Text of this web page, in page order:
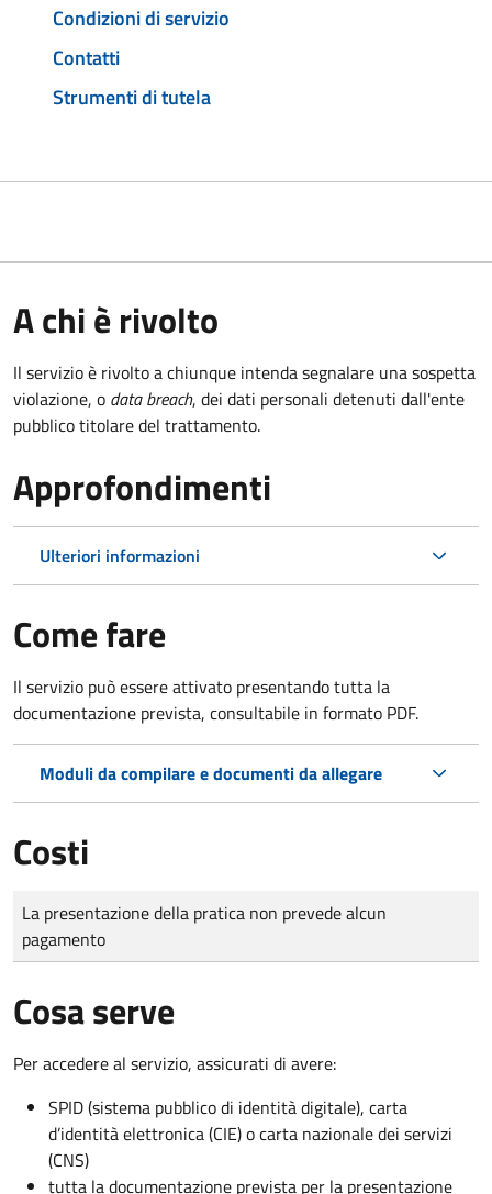
Condizioni di servizio
Contatti
Strumenti di tutela
A chi è rivolto
Il servizio è rivolto a chiunque intenda segnalare una sospetta
violazione, o data breach, dei dati personali detenuti dall'ente
pubblico titolare del trattamento.
Approfondimenti
Ulteriori informazioni
Come fare
Il servizio può essere attivato presentando tutta la
documentazione prevista, consultabile in formato PDF.
Moduli da compilare e documenti da allegare
Costi
Tipo di pagamento
Importo
La presentazione della pratica non prevede alcun
pagamento
Cosa serve
Per accedere al servizio, assicurati di avere:
SPID (sistema pubblico di identità digitale), carta
d’identità elettronica (CIE) o carta nazionale dei servizi
(CNS)
tutta la documentazione prevista per la presentazione